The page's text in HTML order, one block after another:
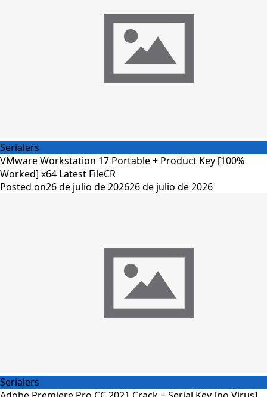
Serialers
VMware Workstation 17 Portable + Product Key [100%
Worked] x64 Latest FileCR
Posted on26 de julio de 202626 de julio de 2026
Serialers